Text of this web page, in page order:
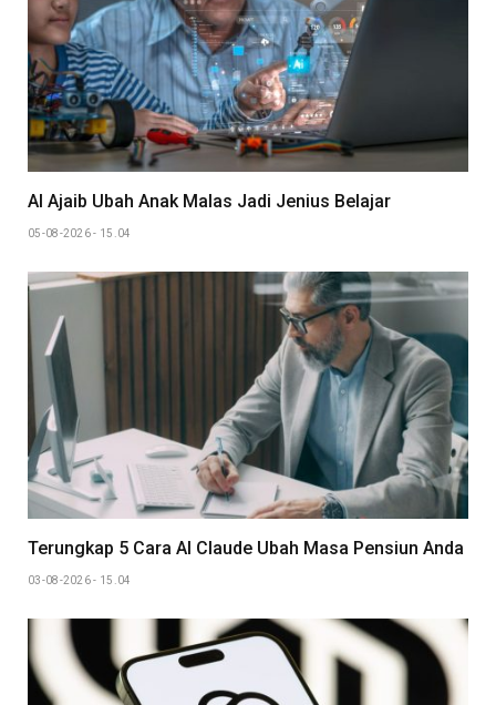
AI Ajaib Ubah Anak Malas Jadi Jenius Belajar
05-08-2026 - 15.04
Terungkap 5 Cara AI Claude Ubah Masa Pensiun Anda
03-08-2026 - 15.04